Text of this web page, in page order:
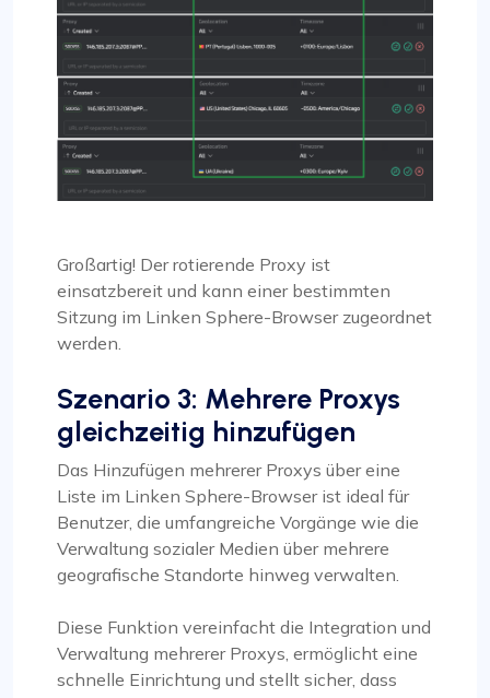
Großartig! Der rotierende Proxy ist
einsatzbereit und kann einer bestimmten
Sitzung im Linken Sphere-Browser zugeordnet
werden.
Szenario 3: Mehrere Proxys
gleichzeitig hinzufügen
Das Hinzufügen mehrerer Proxys über eine
Liste im Linken Sphere-Browser ist ideal für
Benutzer, die umfangreiche Vorgänge wie die
Verwaltung sozialer Medien über mehrere
geografische Standorte hinweg verwalten.
Diese Funktion vereinfacht die Integration und
Verwaltung mehrerer Proxys, ermöglicht eine
schnelle Einrichtung und stellt sicher, dass